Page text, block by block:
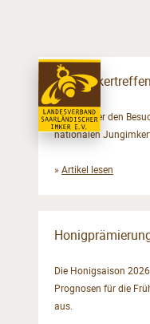
Bericht über den
nationalen
» Artikel lesen
Die Honigsaison
Prognosen für die
aus.